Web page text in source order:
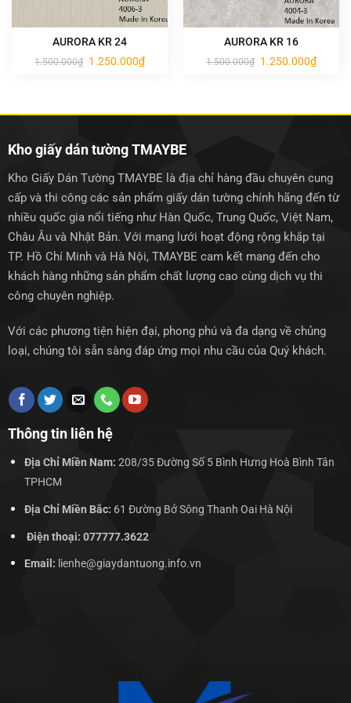
AURORA KR 24
1.500.000₫ Giá
1.250.000₫Giá
hiện
AURORA KR 16
1.500.000₫ Giá
1.250.000₫Giá
hiện
Kho giấy dán tường TMAYBE
Kho Giấy Dán Tường TMAYBE là địa chỉ hàng đầu chuyên cung
cấp và thi công các sản phẩm giấy dán tường chính hãng đến từ
nhiều quốc gia nổi tiếng như Hàn Quốc, Trung Quốc, Việt Nam,
Châu Âu và Nhật Bản. Với mạng lưới hoạt động rộng khắp tại
TP. Hồ Chí Minh và Hà Nội, TMAYBE cam kết mang đến cho
khách hàng những sản phẩm chất lượng cao cùng dịch vụ thi
công chuyên nghiệp.
Với các phương tiện hiện đại, phong phú và đa dạng về chủng
loại, chúng tôi sẵn sàng đáp ứng mọi nhu cầu của Quý khách.
Thông tin liên hệ
Địa Chỉ Miền Nam: 208/35 Đường Số 5 Bình Hưng Hoà Bình Tân
TPHCM
Địa Chỉ Miền Bắc: 61 Đường Bở Sông Thanh Oai Hà Nội
Điện thoại: 077777.3622
Email: lienhe@giaydantuong.info.vn